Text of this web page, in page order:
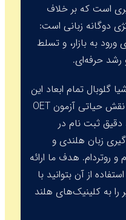
است که بر خلاف
دوگانه زبانی است:
به بازار، و تسلط
رشد حرفه‌ای.
گلوبال تمام ابعاد این
سفر را کالبدشکافی می‌کنیم؛ از نقش حیاتی آزمون OET
دقیق ثبت نام در
زبان هلندی و
روتردام. هدف ما ارائه
از آن بتوانید با
به کلینیک‌های هلند